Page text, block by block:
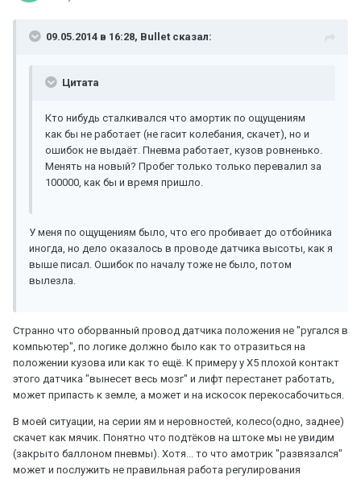
09.05.2014 в 16:28, Bullet сказал:
Цитата
Кто нибудь сталкивался что амортик по ощущениям
как бы не работает (не гасит колебания, скачет), но и
ошибок не выдаёт. Пневма работает, кузов ровненько.
Менять на новый? Пробег только только перевалил за
100000, как бы и время пришло.
У меня по ощущениям было, что его пробивает до отбойника
иногда, но дело оказалось в проводе датчика высоты, как я
выше писал. Ошибок по началу тоже не было, потом
вылезла.
Странно что оборванный провод датчика положения не "ругался в
компьютер", по логике должно было как то отразиться на
положении кузова или как то ещё. К примеру у X5 плохой контакт
этого датчика "вынесет весь мозг" и лифт перестанет работать,
может припасть к земле, а может и на искосок перекосабочиться.
В моей ситуации, на серии ям и неровностей, колесо(одно, заднее)
скачет как мячик. Понятно что подтёков на штоке мы не увидим
(закрыто баллоном пневмы). Хотя... то что амотрик "развязался"
может и послужить не правильная работа регулирования